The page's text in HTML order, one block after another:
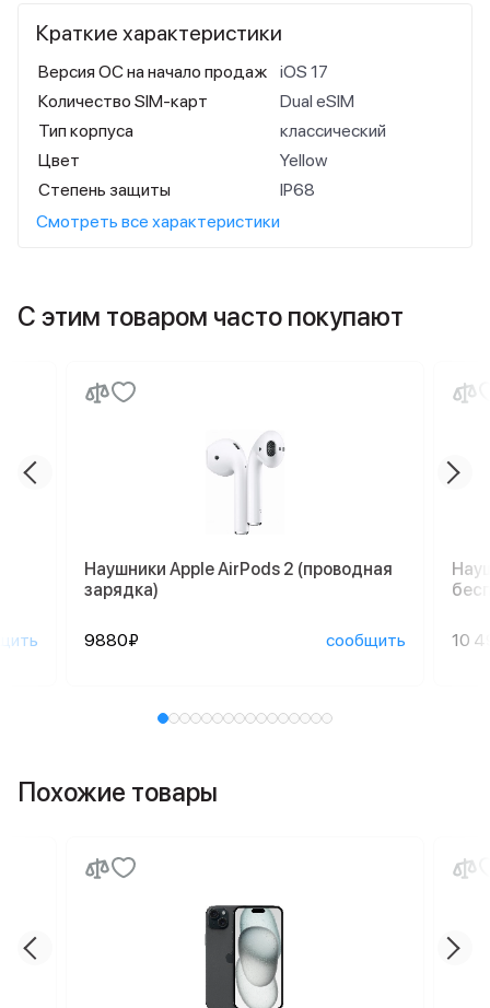
Краткие характеристики
Версия ОС на начало продаж
iOS 17
Количество SIM-карт
Dual eSIM
Тип корпуса
классический
Цвет
Yellow
Степень защиты
IP68
Смотреть все характеристики
С этим товаром часто покупают
Наушники Apple AirPods 2 (проводная
зарядка)
9880₽ сообщить 10
Похожие товары